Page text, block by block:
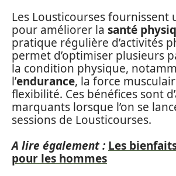
Les Lousticourses fournissent
pour améliorer la santé
pratique régulière d’activités
permet d’optimiser plusieurs
la condition physique,
l’endurance, la force
flexibilité. Ces bénéfices sont
marquants lorsque l’on se
sessions de Lousticourses.
A lire également : Les
pour les hommes